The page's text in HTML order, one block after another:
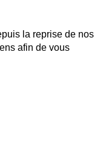
la reprise de nos
afin de vous